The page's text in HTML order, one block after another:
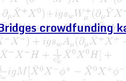
crowdfunding